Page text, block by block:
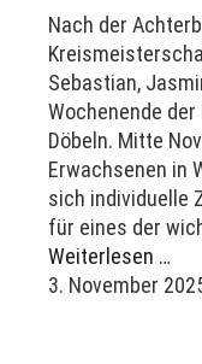
Nach der
Sebastian,
Wochenende
Döbeln. Mitte
Erwachsenen in
sich individuelle
für eines der
Weiterlesen …
3. November